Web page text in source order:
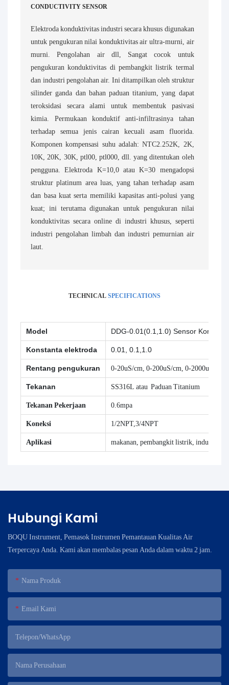
CONDUCTIVITY SENSOR
Elektroda konduktivitas industri secara khusus digunakan
untuk pengukuran nilai konduktivitas air ultra-murni, air
murni. Pengolahan air dll, Sangat cocok untuk
pengukuran konduktivitas di pembangkit listrik termal
dan industri pengolahan air. Ini ditampilkan oleh struktur
silinder ganda dan bahan paduan titanium, yang dapat
teroksidasi secara alami untuk membentuk pasivasi
kimia. Permukaan konduktif anti-infiltrasinya tahan
terhadap semua jenis cairan kecuali asam fluorida.
Komponen kompensasi suhu adalah: NTC2.252K, 2K,
10K, 20K, 30K, ptl00, ptl000, dll. yang ditentukan oleh
pengguna. Elektroda K=10,0 atau K=30 mengadopsi
struktur platinum area luas, yang tahan terhadap asam
dan basa kuat serta memiliki kapasitas anti-polusi yang
kuat; ini terutama digunakan untuk pengukuran nilai
konduktivitas secara online di industri khusus, seperti
industri pengolahan limbah dan industri pemurnian air
laut.
TECHNICAL SPECIFICATIONS
Model DDG-0.01(0.1,1.0) Sensor
Konstanta elektroda 0.01, 0.1,1.0
Rentang pengukuran 0-20uS/cm, 0-200uS/cm, 0-2000uS/cm
Tekanan SS316L atau Paduan Titanium
Tekanan Pekerjaan 0.6mpa
Koneksi 1/2NPT,3/4NPT
Aplikasi makanan, pembangkit listrik, industri
Hubungi Kami
BOQU Instrument, Pemasok Instrumen Pemantauan Kualitas Air
Terpercaya Anda. Kami akan membalas pesan Anda dalam waktu 2 jam.
Nama Produk
Email Kami
Telepon/WhatsApp
Nama Perusahaan